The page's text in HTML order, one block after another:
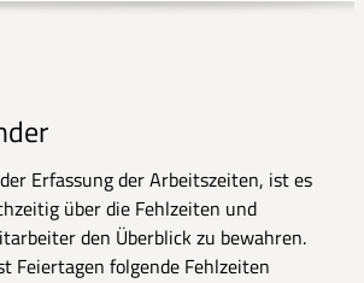
Erfassung der Arbeitszeiten, ist es
über die Fehlzeiten und
den Überblick zu bewahren.
Feiertagen folgende Fehlzeiten